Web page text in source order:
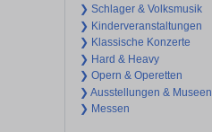
❯ Schlager & Volksmusik
❯ Kinderveranstaltungen
❯ Klassische Konzerte
❯ Hard & Heavy
❯ Opern & Operetten
❯ Ausstellungen & Museen
❯ Messen